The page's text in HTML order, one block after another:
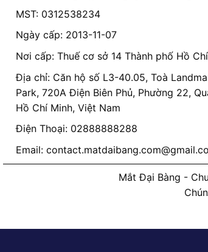
MST: 0312538234
Ngày cấp: 2013-11-07
Nơi cấp: Thuế cơ sở 14 Thành phố Hồ
Địa chỉ: Căn hộ số L3-40.05, Toà
Park, 720A Điện Biên Phủ, Phường 22,
Hồ Chí Minh, Việt Nam
Điện Thoại: 02888888288
Email:
Mắt Đại Bàng -